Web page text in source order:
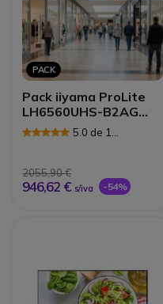
PACK
Pack iiyama ProLite
LH6560UHS-B2AG
65" + Suporte de teto
Neomounts FPMA-
5.0 de 1
2055,90 €
946,62 € s/iva -54%